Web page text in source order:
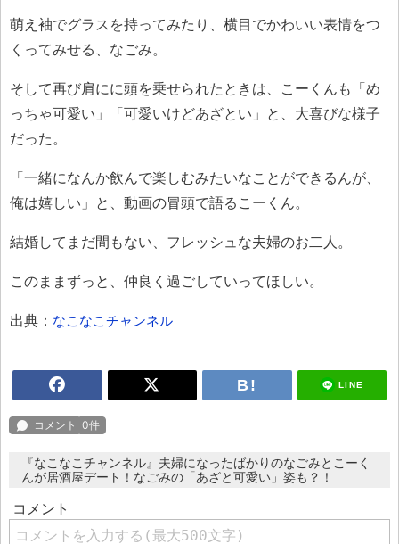
萌え袖でグラスを持ってみたり、横目でかわいい表情をつ
くってみせる、なごみ。
そして再び肩にに頭を乗せられたときは、こーくんも「め
っちゃ可愛い」「可愛いけどあざとい」と、大喜びな様子
だった。
「一緒になんか飲んで楽しむみたいなことができるんが、
俺は嬉しい」と、動画の冒頭で語るこーくん。
結婚してまだ間もない、フレッシュな夫婦のお二人。
このままずっと、仲良く過ごしていってほしい。
出典： なこなこチャンネル
LINE
『なこなこチャンネル』夫婦になったばかりのなごみとこーく
んが居酒屋デート！なごみの「あざと可愛い」姿も？！